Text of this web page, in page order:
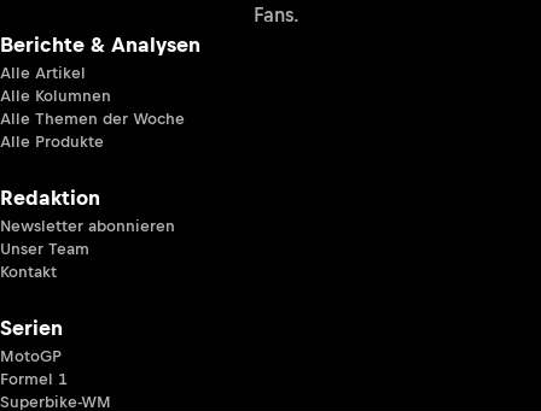
Fans.
Berichte & Analysen
Alle Artikel
Alle Kolumnen
Alle Themen der Woche
Alle Produkte
Redaktion
Newsletter abonnieren
Unser Team
Kontakt
Serien
MotoGP
Formel 1
Superbike-WM